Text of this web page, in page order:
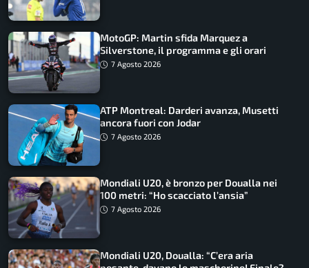
MotoGP: Martin sfida Marquez a
Silverstone, il programma e gli orari
7 Agosto 2026
ATP Montreal: Darderi avanza, Musetti
ancora fuori con Jodar
7 Agosto 2026
Mondiali U20, è bronzo per Doualla nei
100 metri: “Ho scacciato l’ansia”
7 Agosto 2026
Mondiali U20, Doualla: “C’era aria